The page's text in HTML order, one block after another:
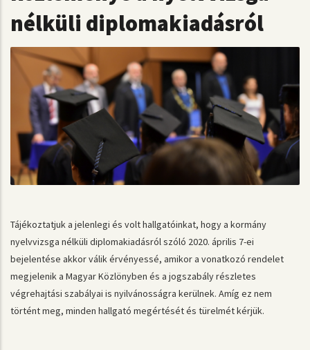
nélküli diplomakiadásról
Tájékoztatjuk a jelenlegi és volt hallgatóinkat, hogy a kormány
nyelvvizsga nélküli diplomakiadásról szóló 2020. április 7-ei
bejelentése akkor válik érvényessé, amikor a vonatkozó rendelet
megjelenik a Magyar Közlönyben és a jogszabály részletes
végrehajtási szabályai is nyilvánosságra kerülnek. Amíg ez nem
történt meg, minden hallgató megértését és türelmét kérjük.